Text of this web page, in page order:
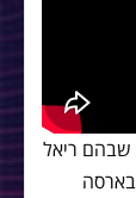
שבהם ריאל